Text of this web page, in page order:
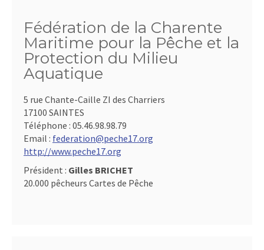
Fédération de la Charente
Maritime pour la Pêche et la
Protection du Milieu
Aquatique
5 rue Chante-Caille ZI des Charriers
17100 SAINTES
Téléphone : 05.46.98.98.79
Email : federation@peche17.org
http://www.peche17.org
Président : Gilles BRICHET
20.000 pêcheurs Cartes de Pêche